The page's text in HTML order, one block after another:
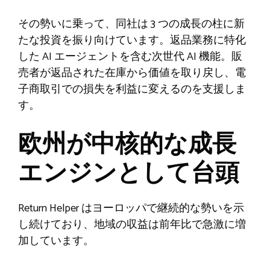
その勢いに乗って、同社は 3 つの成長の柱に新
たな投資を振り向けています。返品業務に特化
した AI エージェントを含む次世代 AI 機能。販
売者が返品された在庫から価値を取り戻し、電
子商取引での損失を利益に変えるのを支援しま
す。
欧州が中核的な成長
エンジンとして台頭
Return Helper はヨーロッパで継続的な勢いを示
し続けており、地域の収益は前年比で急激に増
加しています。